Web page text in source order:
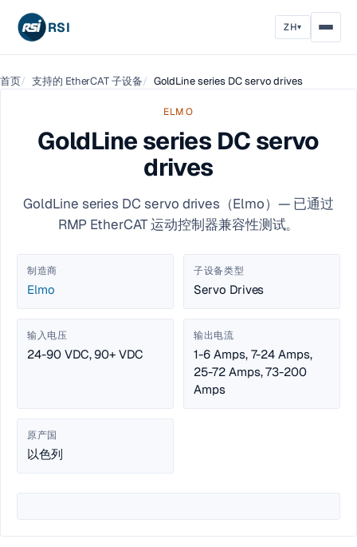
RSI ZH▾
首页 支持的 EtherCAT 子设备 GoldLine series DC servo drives
ELMO
GoldLine series DC servo
drives
GoldLine series DC servo drives（Elmo）— 已通过
RMP EtherCAT 运动控制器兼容性测试。
制造商
Elmo
子设备类型
Servo Drives
输入电压
24-90 VDC, 90+ VDC
输出电流
1-6 Amps, 7-24 Amps,
25-72 Amps, 73-200
Amps
原产国
以色列